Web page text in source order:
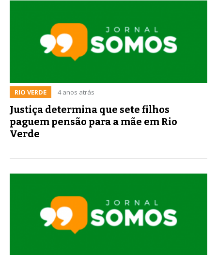
RIO VERDE 4 anos atrás
Justiça determina que sete filhos
paguem pensão para a mãe em Rio
Verde